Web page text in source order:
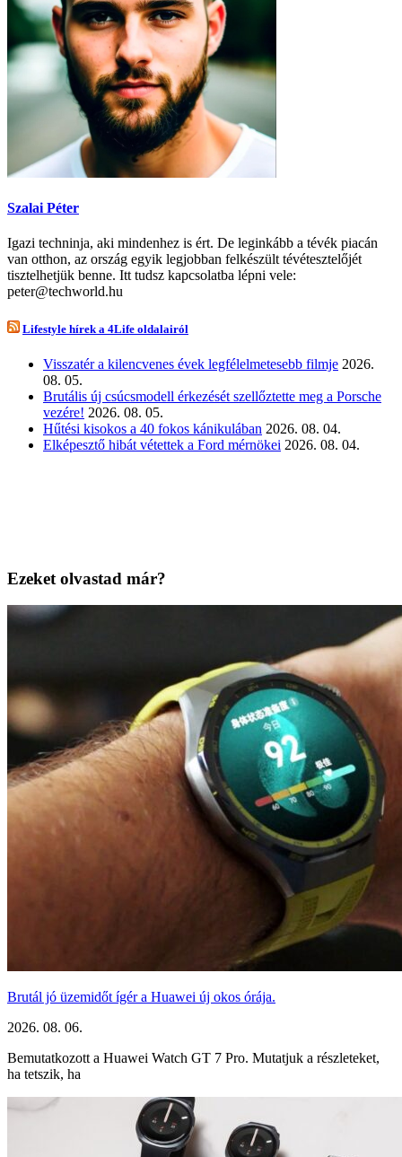
Szalai Péter
Igazi techninja, aki mindenhez is ért. De leginkább a tévék piacán
van otthon, az ország egyik legjobban felkészült tévétesztelőjét
tisztelhetjük benne. Itt tudsz kapcsolatba lépni vele:
peter@techworld.hu
Lifestyle hírek a 4Life oldalairól
Visszatér a kilencvenes évek legfélelmetesebb filmje 2026.
08. 05.
Brutális új csúcsmodell érkezését szellőztette meg a Porsche
vezére! 2026. 08. 05.
Hűtési kisokos a 40 fokos kánikulában 2026. 08. 04.
Elképesztő hibát vétettek a Ford mérnökei 2026. 08. 04.
Ezeket olvastad már?
Brutál jó üzemidőt ígér a Huawei új okos órája.
2026. 08. 06.
Bemutatkozott a Huawei Watch GT 7 Pro. Mutatjuk a részleteket,
ha tetszik, ha